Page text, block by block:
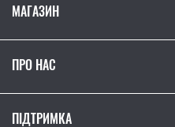
МАГАЗИН
ПРО НАС
ПІДТРИМКА